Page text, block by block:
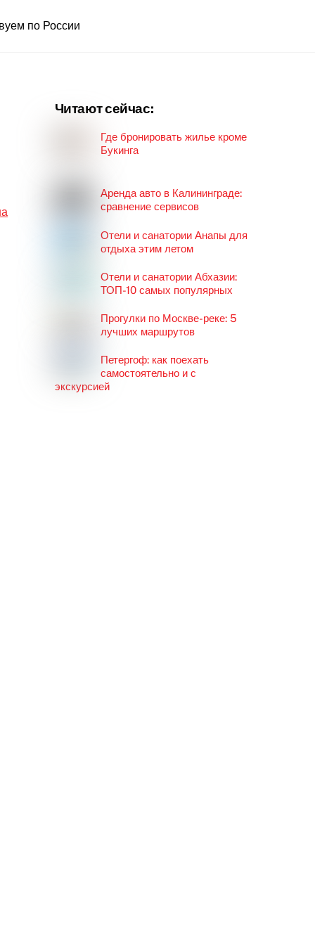
по России
Читают сейчас:
Где бронировать жилье кроме
Букинга
Аренда авто в Калининграде:
сравнение сервисов
Отели и санатории Анапы для
отдыха этим летом
Отели и санатории Абхазии:
ТОП-10 самых популярных
Прогулки по Москве-реке: 5
лучших маршрутов
Петергоф: как поехать
самостоятельно и с
экскурсией